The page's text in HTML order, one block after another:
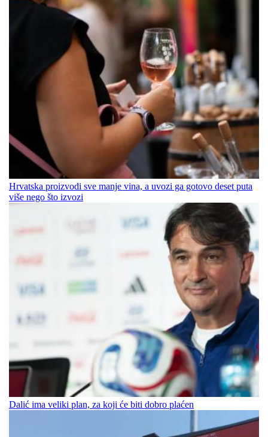
Hrvatska proizvodi sve manje vina, a uvozi ga gotovo deset puta
više nego što izvozi
Dalić ima veliki plan, za koji će biti dobro plaćen